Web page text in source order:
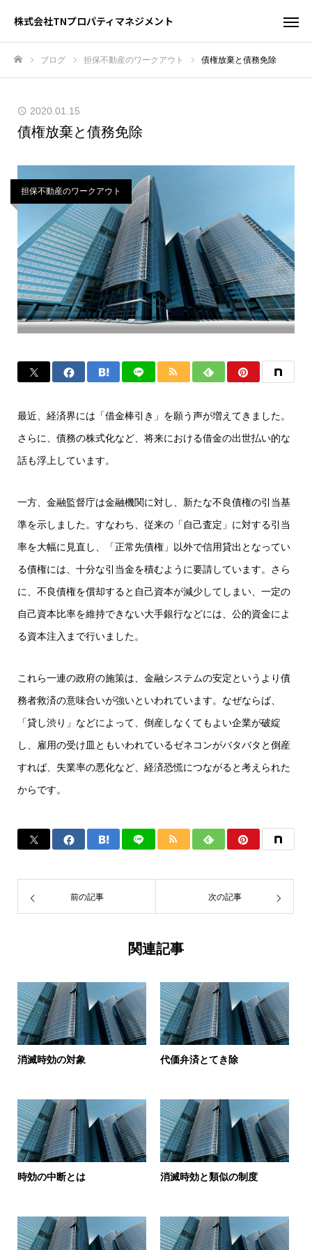
株式会社TNプロパティマネジメント
ブログ 担保不動産のワークアウト 債権放棄と債務免除
2020.01.15
債権放棄と債務免除
担保不動産のワークアウト
最近、経済界には「借金棒引き」を願う声が増えてきました。
さらに、債務の株式化など、将来における借金の出世払い的な
話も浮上しています。
一方、金融監督庁は金融機関に対し、新たな不良債権の引当基
準を示しました。すなわち、従来の「自己査定」に対する引当
率を大幅に見直し、「正常先債権」以外で信用貸出となってい
る債権には、十分な引当金を積むように要請しています。さら
に、不良債権を償却すると自己資本が減少してしまい、一定の
自己資本比率を維持できない大手銀行などには、公的資金によ
る資本注入まで行いました。
これら一連の政府の施策は、金融システムの安定というより債
務者救済の意味合いが強いといわれています。なぜならば、
「貸し渋り」などによって、倒産しなくてもよい企業が破綻
し、雇用の受け皿ともいわれているゼネコンがバタバタと倒産
すれば、失業率の悪化など、経済恐慌につながると考えられた
からです。
前の記事 次の記事
関連記事
消滅時効の対象 代価弁済とてき除
時効の中断とは 消滅時効と類似の制度